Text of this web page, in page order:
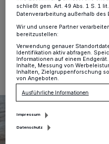
Buschhof 42/
15.08.2023 , 14:00 Uhr
schließt gem. Art. 49 Abs. 1 S. 1
Datenverarbeitung außerhalb des
Wir und unsere Partner
bereitzustellen:
Verwendung genauer
Identifikation aktiv abfragen.
Informationen auf einem
Inhalte, Messung von
Inhalten, Zielgruppenforschung
von Angeboten.
Ausführliche Informationen
Impressum
Datenschutz